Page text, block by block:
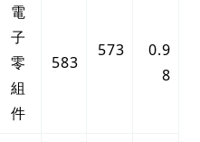
電
子
零
組
件
583
573
0.9
8